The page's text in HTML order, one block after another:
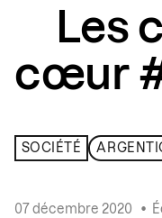
Les
cœur
SOCIÉTÉ
07 décembre 2020 •